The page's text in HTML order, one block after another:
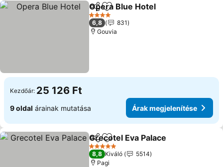
Megosztás
Hozzáadás a kedvencekhez
Opera Blue Hotel
4 Kategória
6,8
831
Gouvia
Kezdőár: 25 126 Ft
9 oldal árainak mutatása Árak megjelenítése
Megosztás
Hozzáadás a kedvencekhez
Grecotel Eva Palace
5 Kategória
8,8 Kiváló
5514
Pagi